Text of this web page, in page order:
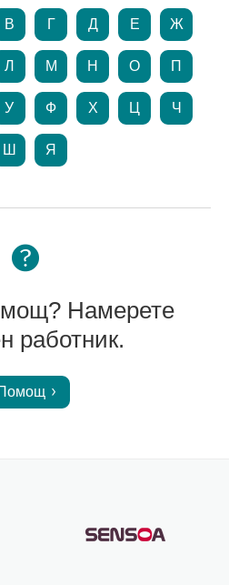
В Г Д Е Ж
Л М Н О П
У Ф Х Ц Ч
Ш Я
Намерете
работник.